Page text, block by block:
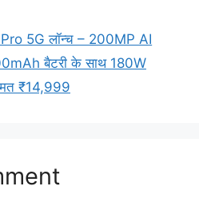
5G लॉन्च – 200MP AI
बैटरी के साथ 180W
₹14,999